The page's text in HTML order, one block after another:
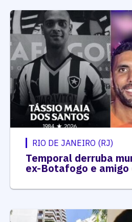
RIO DE JANEIRO (RJ)
Temporal derruba
ex-Botafogo e amigo